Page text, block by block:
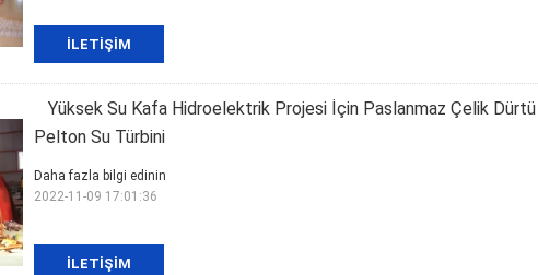
İLETIŞIM
Yüksek Su Kafa Hidroelektrik Projesi İçin Paslanmaz Çelik
Pelton Su Türbini
İLETIŞIM
Daha fazla bilgi edinin
2022-11-09 17:01:36